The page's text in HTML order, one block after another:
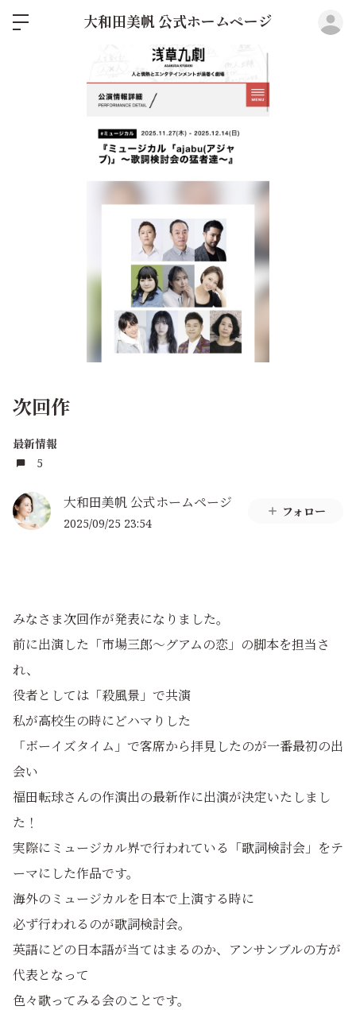
大和田美帆 公式ホームページ
次回作
最新情報
5
大和田美帆 公式ホームページ
2025/09/25 23:54
フォロー
みなさま次回作が発表になりました。
前に出演した「市場三郎〜グアムの恋」の脚本を担当さ
れ、
役者としては「殺風景」で共演
私が高校生の時にどハマりした
「ボーイズタイム」で客席から拝見したのが一番最初の出
会い
福田転球さんの作演出の最新作に出演が決定いたしまし
た！
実際にミュージカル界で行われている「歌詞検討会」をテ
ーマにした作品です。
海外のミュージカルを日本で上演する時に
必ず行われるのが歌詞検討会。
英語にどの日本語が当てはまるのか、アンサンブルの方が
代表となって
色々歌ってみる会のことです。